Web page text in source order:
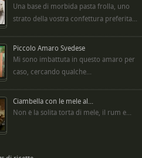
Una base di morbida pasta frolla, uno
strato della vostra confettura preferita...
Piccolo Amaro Svedese
Mi sono imbattuta in questo amaro per
caso, cercando qualche...
Ciambella con le mele al...
Non è la solita torta di mele, il rum e...